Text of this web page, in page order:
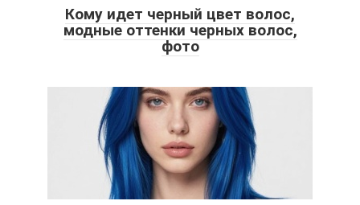
Кому идет черный цвет волос,
модные оттенки черных волос,
фото